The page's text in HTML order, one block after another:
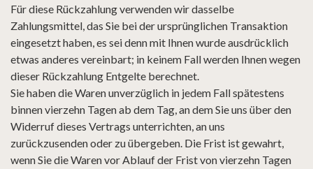
Für diese Rückzahlung verwenden wir dasselbe
Zahlungsmittel, das Sie bei der ursprünglichen Transaktion
eingesetzt haben, es sei denn mit Ihnen wurde ausdrücklich
etwas anderes vereinbart; in keinem Fall werden Ihnen wegen
dieser Rückzahlung Entgelte berechnet.
Sie haben die Waren unverzüglich in jedem Fall spätestens
binnen vierzehn Tagen ab dem Tag, an dem Sie uns über den
Widerruf dieses Vertrags unterrichten, an uns
zurückzusenden oder zu übergeben. Die Frist ist gewahrt,
wenn Sie die Waren vor Ablauf der Frist von vierzehn Tagen